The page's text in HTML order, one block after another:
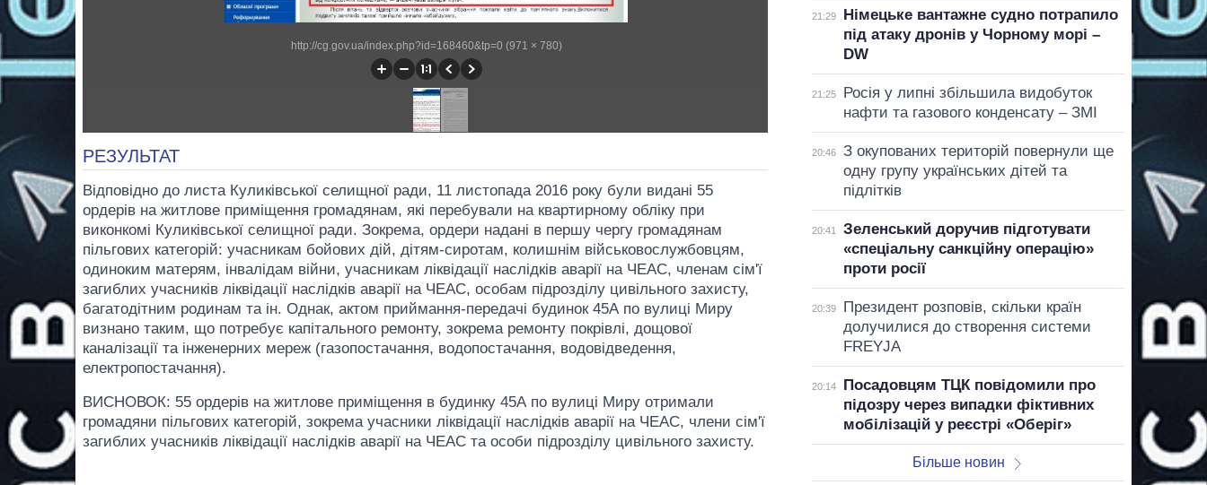
http://cg.gov.ua/index.php?id=168460&tp=0 (971 × 780)
РЕЗУЛЬТАТ
Відповідно до листа Куликівської селищної ради, 11 листопада 2016 року були видані 55
ордерів на житлове приміщення громадянам, які перебували на квартирному обліку при
виконкомі Куликівської селищної ради. Зокрема, ордери надані в першу чергу громадянам
пільгових категорій: учасникам бойових дій, дітям-сиротам, колишнім військовослужбовцям,
одиноким матерям, інвалідам війни, учасникам ліквідації наслідків аварії на ЧЕАС, членам сім'ї
загиблих учасників ліквідації наслідків аварії на ЧЕАС, особам підрозділу цивільного захисту,
багатодітним родинам та ін. Однак, актом приймання-передачі будинок 45А по вулиці Миру
визнано таким, що потребує капітального ремонту, зокрема ремонту покрівлі, дощової
каналізації та інженерних мереж (газопостачання, водопостачання, водовідведення,
електропостачання).
ВИСНОВОК: 55 ордерів на житлове приміщення в будинку 45А по вулиці Миру отримали
громадяни пільгових категорій, зокрема учасники ліквідації наслідків аварії на ЧЕАС, члени сім'ї
загиблих учасників ліквідації наслідків аварії на ЧЕАС та особи підрозділу цивільного захисту.
21:29
Німецьке вантажне судно потрапило
під атаку дронів у Чорному морі –
DW
21:25
Росія у липні збільшила видобуток
нафти та газового конденсату – ЗМІ
20:46
З окупованих територій повернули ще
одну групу українських дітей та
підлітків
20:41
Зеленський доручив підготувати
«спеціальну санкційну операцію»
проти росії
20:39
Президент розповів, скільки країн
долучилися до створення системи
FREYJA
20:14
Посадовцям ТЦК повідомили про
підозру через випадки фіктивних
мобілізацій у реєстрі «Оберіг»
Більше новин